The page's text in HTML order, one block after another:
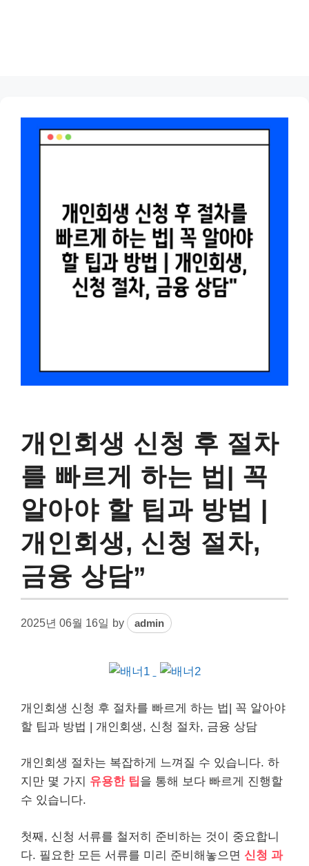
개인회생 신청 후 절차
를 빠르게 하는 법| 꼭
알아야 할 팁과 방법 |
개인회생, 신청 절차,
금융 상담”
2025년 06월 16일 by admin
개인 회생 신청 후 절차를 빠르게 하는 법| 꼭 알아야
할 팁과 방법 | 개인 회생, 신청 절차, 금융 상담
개인회생 절차는 복잡하게 느껴질 수 있습니다. 하
지만 몇 가지 유용한 팁을 통해 보다 빠르게 진행할
수 있습니다.
첫째, 신청 서류를 철저히 준비하는 것이 중요합니
다. 필요한 모든 서류를 미리 준비해놓으면 신청 과